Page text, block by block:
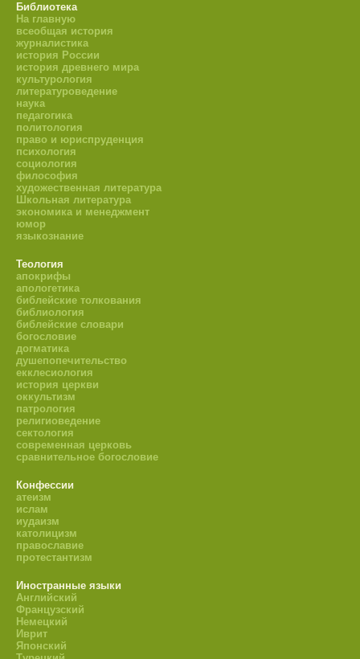
Библиотека
На главную
всеобщая история
журналистика
история России
история древнего мира
культурология
литературоведение
наука
педагогика
политология
право и юриспруденция
психология
социология
философия
художественная литература
Школьная литература
экономика и менеджмент
юмор
языкознание
Теология
апокрифы
апологетика
библейские толкования
библиология
библейские словари
богословие
догматика
душепопечительство
екклесиология
история церкви
оккультизм
патрология
религиоведение
сектология
современная церковь
сравнительное богословие
Конфессии
атеизм
ислам
иудаизм
католицизм
православие
протестантизм
Иностранные языки
Английский
Французский
Немецкий
Иврит
Японский